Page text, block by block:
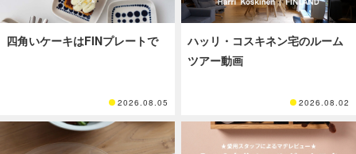
四角いケーキはFINプレートで
2026.08.05
ハッリ・コスキネン宅のルーム
ツアー動画
2026.08.02